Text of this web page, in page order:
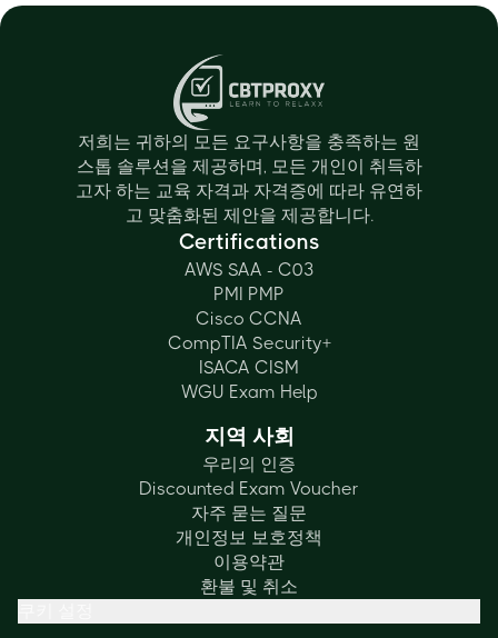
저희는 귀하의 모든 요구사항을 충족하는 원
스톱 솔루션을 제공하며, 모든 개인이 취득하
고자 하는 교육 자격과 자격증에 따라 유연하
고 맞춤화된 제안을 제공합니다.
Certifications
AWS SAA - C03
PMI PMP
Cisco CCNA
CompTIA Security+
ISACA CISM
WGU Exam Help
지역 사회
우리의 인증
Discounted Exam Voucher
자주 묻는 질문
개인정보 보호정책
이용약관
환불 및 취소